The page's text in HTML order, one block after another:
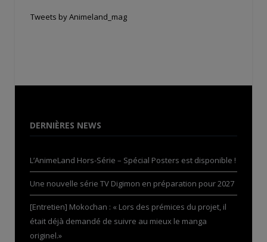
Tweets by Animeland_mag
DERNIÈRES NEWS
L’AnimeLand Hors-Série – Spécial Posters est disponible !
Une nouvelle série TV Digimon en préparation pour 2027
[Entretien] Mokochan : « Lors des prémices du projet, il
était déjà demandé de suivre au mieux le manga
originel.»